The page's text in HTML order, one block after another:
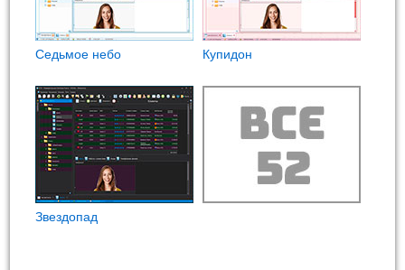
Седьмое небо Купидон
Звездопад